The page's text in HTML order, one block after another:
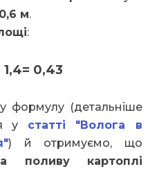
м.
:
1,4= 0,43
формулу (детальніше
у статті "Волога в
) й отримуємо, що
поливу картоплі